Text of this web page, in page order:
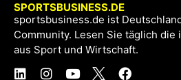
SPORTSBUSINESS.DE
sportsbusiness.de ist
Community. Lesen Sie täglich die
aus Sport und Wirtschaft.